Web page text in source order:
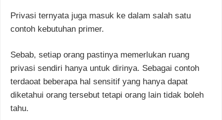
Privasi ternyata juga masuk ke dalam salah satu
contoh kebutuhan primer.
Sebab, setiap orang pastinya memerlukan ruang
privasi sendiri hanya untuk dirinya. Sebagai contoh
terdaoat beberapa hal sensitif yang hanya dapat
diketahui orang tersebut tetapi orang lain tidak boleh
tahu.